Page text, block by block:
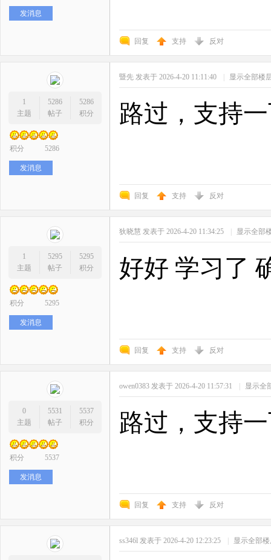
发消息
回复 支持 反对
1
主题
5286
帖子
5286
积分
积分 5286
发消息
暨先 发表于 2026-4-20 11:11:40 | 显示全部楼
路过，支持
回复 支持 反对
1
主题
5295
帖子
5295
积分
积分 5295
发消息
狄晓慧 发表于 2026-4-20 11:34:25 | 显示全部
好好 学习了
回复 支持 反对
0
主题
5531
帖子
5537
积分
积分 5537
发消息
owen0383 发表于 2026-4-20 11:57:31 | 显示全
路过，支持
回复 支持 反对
ss346l 发表于 2026-4-20 12:23:25 | 显示全部